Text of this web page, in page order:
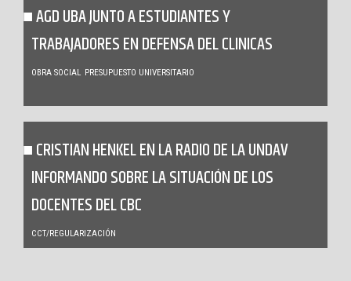
AGD UBA JUNTO A ESTUDIANTES Y
TRABAJADORES EN DEFENSA DEL CLINICAS
OBRA SOCIAL PRESUPUESTO UNIVERSITARIO
CRISTIAN HENKEL EN LA RADIO DE LA UNDAV
INFORMANDO SOBRE LA SITUACIÓN DE LOS
DOCENTES DEL CBC
CCT/REGULARIZACIÓN